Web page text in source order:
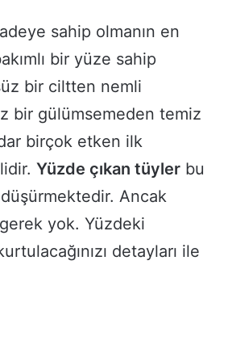
sahip olmanın en
bir yüze sahip
bir ciltten nemli
bir gülümsemeden temiz
birçok etken ilk
Yüzde çıkan tüyler bu
Ancak
yok. Yüzdeki
detayları ile